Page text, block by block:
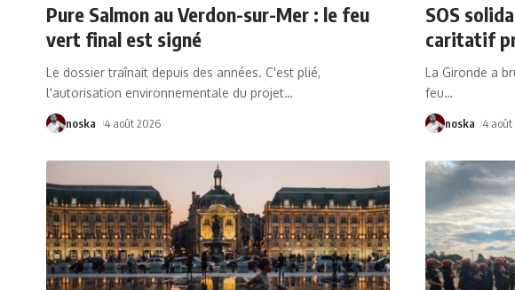
Pure Salmon au Verdon-sur-Mer : le feu
vert final est signé
Le dossier traînait depuis des années. C'est plié,
l'autorisation environnementale du projet…
noska 4 août 2026
SOS
caritatif
La Gironde a
feu…
noska 4